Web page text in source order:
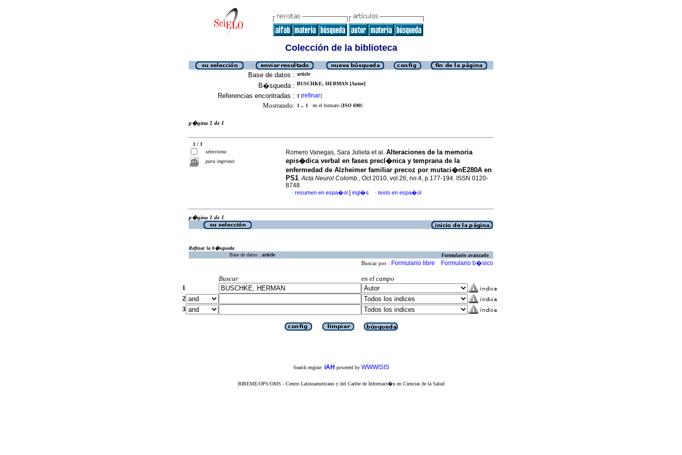
Colección de la biblioteca
Base de datos : article
B�squeda : BUSCHKE, HERMAN [Autor]
Referencias encontradas : 1 [refinar]
Mostrando: 1 .. 1 en el formato [ISO 690]
p�gina 1 de 1
1 / 1
selecciona
para imprimir
Romero Vanegas, Sara Julieta et al. Alteraciones de la memoria
epis�dica verbal en fases precl�nica y temprana de la
enfermedad de Alzheimer familiar precoz por mutaci�nE280A en
PS1.Acta Neurol Colomb., Oct 2010, vol.26, no.4, p.177-194. ISSN 0120-
8748
· resumen en espa�ol ingl�s · texto en espa�ol
p�gina 1 de 1
Refinar la b�squeda
Base de datos : article Formulario avanzado
Buscar por : Formulario libre Formulario b�sico
Buscar
en el campo
1
2
3
Search engine: iAH powered by WWWISIS
BIREME/OPS/OMS - Centro Latinoamericano y del Caribe de Informaci�n en Ciencias de la Salud